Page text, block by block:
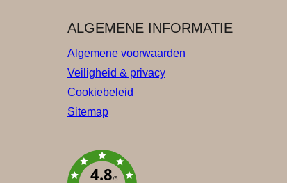
ALGEMENE INFORMATIE
Algemene voorwaarden
Veiligheid & privacy
Cookiebeleid
Sitemap
4.8/5